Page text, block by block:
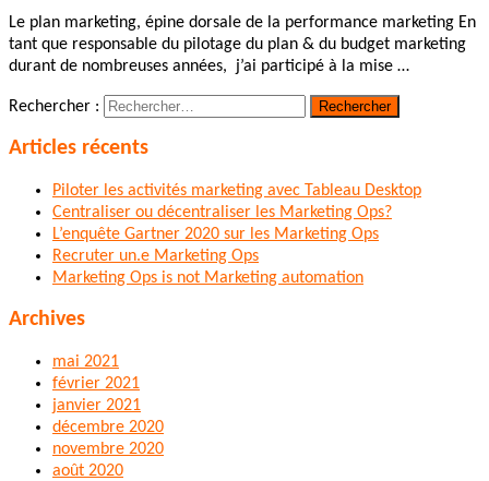
Le plan marketing, épine dorsale de la performance marketing En
tant que responsable du pilotage du plan & du budget marketing
durant de nombreuses années, j’ai participé à la mise …
Rechercher :
Articles récents
Piloter les activités marketing avec Tableau Desktop
Centraliser ou décentraliser les Marketing Ops?
L’enquête Gartner 2020 sur les Marketing Ops
Recruter un.e Marketing Ops
Marketing Ops is not Marketing automation
Archives
mai 2021
février 2021
janvier 2021
décembre 2020
novembre 2020
août 2020